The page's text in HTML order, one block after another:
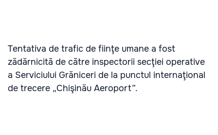
Tentativa de trafic de fiinţe umane a fost
zădărnicită de către inspectorii secţiei operative
a Serviciului Grăniceri de la punctul internaţional
de trecere „Chişinău Aeroport”.